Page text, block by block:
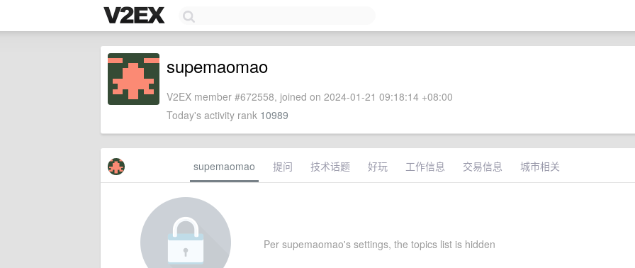
supemaomao
V2EX member #672558, joined on 2024-01-21 09:18:14 +08:00
Today's activity rank 10989
supemaomao 提问 技术话题 好玩 工作信息 交易信息 城市相关
Per supemaomao's settings, the topics list is hidden